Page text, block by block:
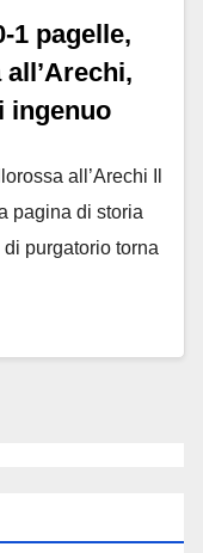
1 pagelle,
ingenuo
all’Arechi Il
pagina di storia
purgatorio torna